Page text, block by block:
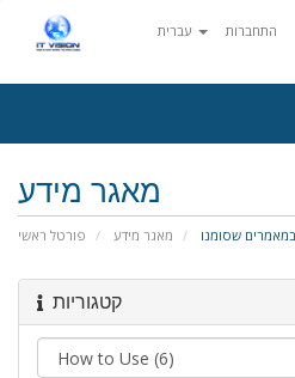
התחברות
מאגר מידע
פורטל ראשי מאגר מידע
קטגוריות